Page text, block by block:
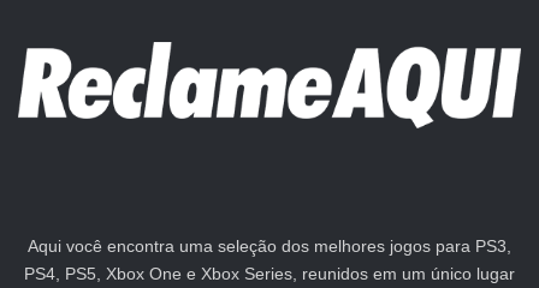
Aqui você encontra uma seleção dos melhores jogos para PS3,
PS4, PS5, Xbox One e Xbox Series, reunidos em um único lugar